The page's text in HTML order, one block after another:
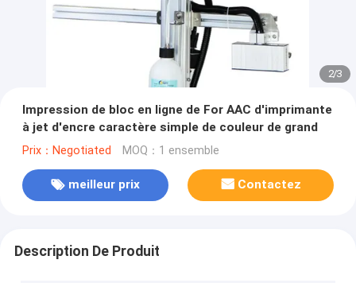
2/3
Impression de bloc en ligne de For AAC d'imprimante
à jet d'encre caractère simple de couleur de grand
Prix：Negotiated MOQ：1 ensemble
meilleur prix Contactez
Description De Produit